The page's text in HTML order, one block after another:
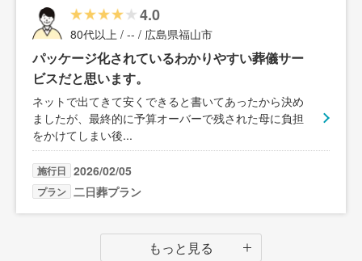
4.0
80代以上 / -- / 広島県福山市
パッケージ化されているわかりやすい葬儀サー
ビスだと思います。
ネットで出てきて安くできると書いてあったから決め
ましたが、最終的に予算オーバーで残された母に負担
をかけてしまい後...
施行日 2026/02/05
プラン 二日葬プラン
もっと見る